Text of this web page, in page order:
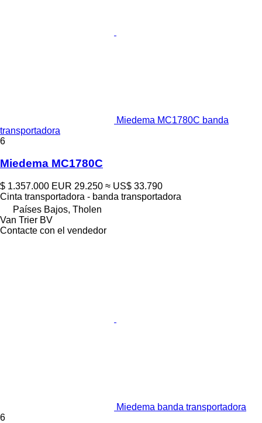
Miedema MC1780C banda
transportadora
6
Miedema MC1780C
$ 1.357.000 EUR 29.250 ≈ US$ 33.790
Cinta transportadora - banda transportadora
Países Bajos, Tholen
Van Trier BV
Contacte con el vendedor
Miedema banda transportadora
6